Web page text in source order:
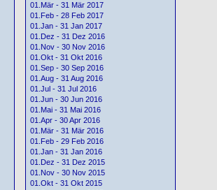
01.Mär - 31 Mär 2017
01.Feb - 28 Feb 2017
01.Jan - 31 Jan 2017
01.Dez - 31 Dez 2016
01.Nov - 30 Nov 2016
01.Okt - 31 Okt 2016
01.Sep - 30 Sep 2016
01.Aug - 31 Aug 2016
01.Jul - 31 Jul 2016
01.Jun - 30 Jun 2016
01.Mai - 31 Mai 2016
01.Apr - 30 Apr 2016
01.Mär - 31 Mär 2016
01.Feb - 29 Feb 2016
01.Jan - 31 Jan 2016
01.Dez - 31 Dez 2015
01.Nov - 30 Nov 2015
01.Okt - 31 Okt 2015